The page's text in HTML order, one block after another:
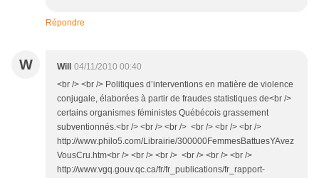
Répondre
W Will
04/11/2010 00:40
<br /> <br /> Politiques d’interventions en matière de violence
conjugale, élaborées à partir de fraudes statistiques de<br />
certains organismes féministes Québécois grassement
subventionnés.<br /> <br /> <br /> <br /> <br /> <br />
http://www.philo5.com/Librairie/300000FemmesBattuesYAvez
VousCru.htm<br /> <br /> <br /> <br /> <br /> <br />
http://www.vgq.gouv.qc.ca/fr/fr_publications/fr_rapport-